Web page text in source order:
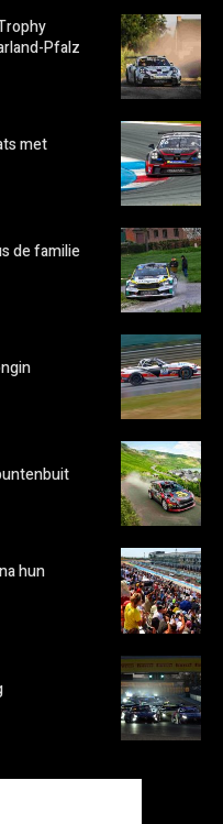
Pfalz
met
de familie
hun